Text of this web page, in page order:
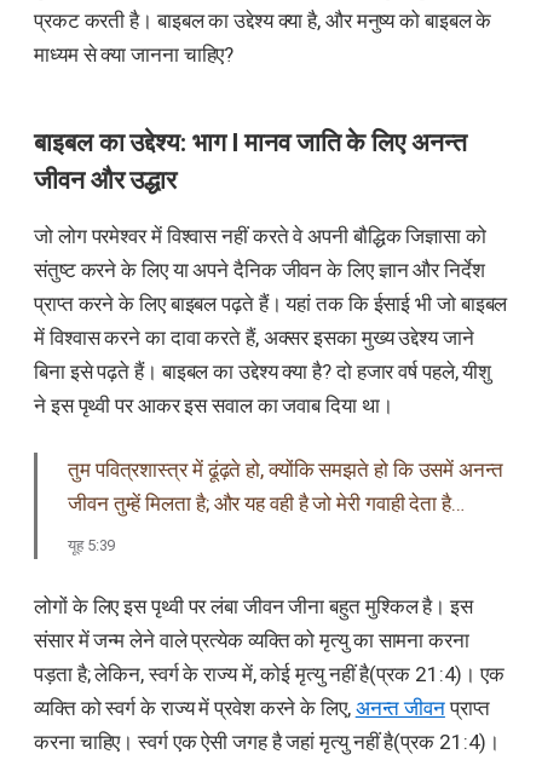
प्रकट करती है। बाइबल का उद्देश्य क्या है, और मनुष्य को बाइबल के
माध्यम से क्या जानना चाहिए?
बाइबल का उद्देश्य: भाग I मानव जाति के लिए अनन्त
जीवन और उद्धार
जो लोग परमेश्वर में विश्वास नहीं करते वे अपनी बौद्धिक जिज्ञासा को
संतुष्ट करने के लिए या अपने दैनिक जीवन के लिए ज्ञान और निर्देश
प्राप्त करने के लिए बाइबल पढ़ते हैं। यहां तक कि ईसाई भी जो बाइबल
में विश्वास करने का दावा करते हैं, अक्सर इसका मुख्य उद्देश्य जाने
बिना इसे पढ़ते हैं। बाइबल का उद्देश्य क्या है? दो हजार वर्ष पहले, यीशु
ने इस पृथ्वी पर आकर इस सवाल का जवाब दिया था।
तुम पवित्रशास्त्र में ढूंढ़ते हो, क्योंकि समझते हो कि उसमें अनन्त
जीवन तुम्हें मिलता है; और यह वही है जो मेरी गवाही देता है…
यूह 5:39
लोगों के लिए इस पृथ्वी पर लंबा जीवन जीना बहुत मुश्किल है। इस
संसार में जन्म लेने वाले प्रत्येक व्यक्ति को मृत्यु का सामना करना
पड़ता है; लेकिन, स्वर्ग के राज्य में, कोई मृत्यु नहीं है(प्रक 21:4)। एक
व्यक्ति को स्वर्ग के राज्य में प्रवेश करने के लिए, अनन्त जीवनप्राप्त
करना चाहिए। स्वर्ग एक ऐसी जगह है जहां मृत्यु नहीं है(प्रक 21:4)।